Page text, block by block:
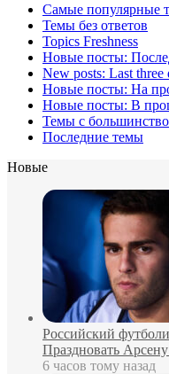
Самые популярные
Темы без ответов
Topics Freshness
Новые посты:
New posts: Last three
Новые посты: На
Новые посты: В
Темы с
Последние темы
Новые
Российский
Праздновать
6 часов тому назад